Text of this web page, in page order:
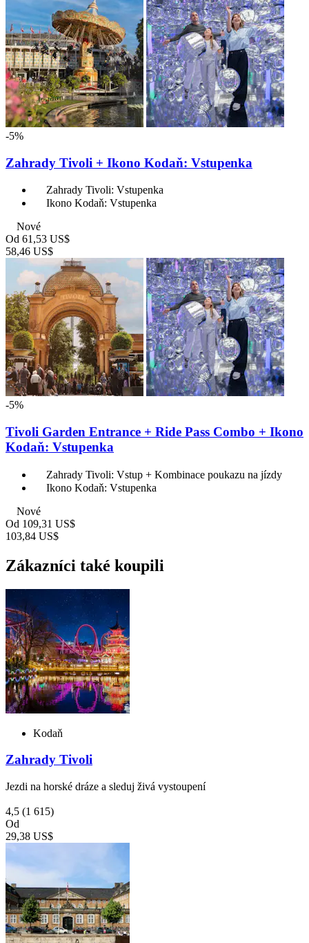
-5%
Zahrady Tivoli + Ikono Kodaň: Vstupenka
Zahrady Tivoli: Vstupenka
Ikono Kodaň: Vstupenka
Nové
Od 61,53 US$
58,46 US$
-5%
Tivoli Garden Entrance + Ride Pass Combo + Ikono
Kodaň: Vstupenka
Zahrady Tivoli: Vstup + Kombinace poukazu na jízdy
Ikono Kodaň: Vstupenka
Nové
Od 109,31 US$
103,84 US$
Zákazníci také koupili
Kodaň
Zahrady Tivoli
Jezdi na horské dráze a sleduj živá vystoupení
4,5 (1 615)
Od
29,38 US$